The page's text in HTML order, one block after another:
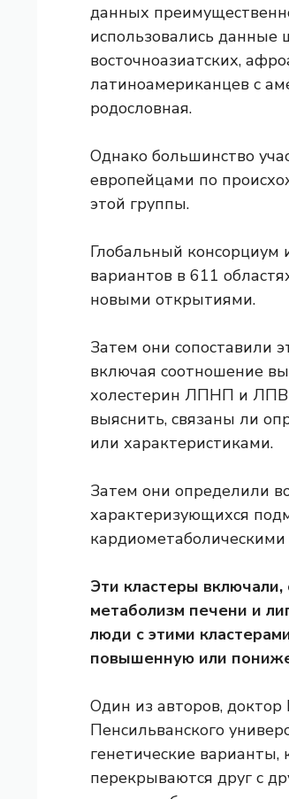
данных
использовались данные
восточноазиатских,
латиноамериканцев с
родословная.
Однако большинство
европейцами по
этой группы.
Глобальный консорциум
вариантов в 611
новыми открытиями.
Затем они сопоставили
включая соотношение
холестерин ЛПНП и
выяснить, связаны ли
или характеристиками.
Затем они определили
характеризующихся
кардиометаболическими
Эти кластеры
метаболизм печени и
люди с этими
повышенную или
Один из авторов,
Пенсильванского
генетические варианты,
перекрываются друг с